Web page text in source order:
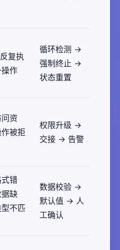
复执
作
循环检测 →
强制终止 →
状态重置
资
被拒
权限升级 →
交接 → 告警
错
缺
不匹
数据校验 →
默认值 → 人
工确认